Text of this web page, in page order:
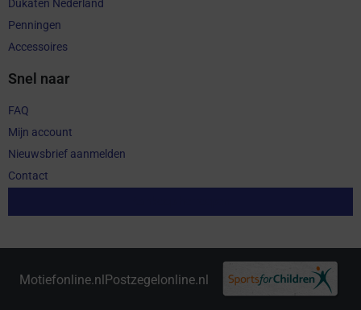
Dukaten Nederland
Penningen
Accessoires
Snel naar
FAQ
Mijn account
Nieuwsbrief aanmelden
Contact
Motiefonline.nlPostzegelonline.nl